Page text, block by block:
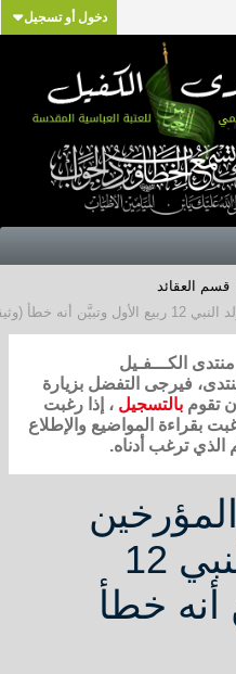
دخول أو تسجيل
العقائد
(وثيقة)
الكـــفـيل
فيرجى التفضل بزيارة
بالتسجيل، إذا رغبت
بقراءة المواضيع والإطلاع
ترغب أدناه.
قالوا أن مولد النبي 12
خطأ